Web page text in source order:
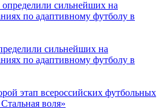
сильнейших на
по адаптивному футболу в